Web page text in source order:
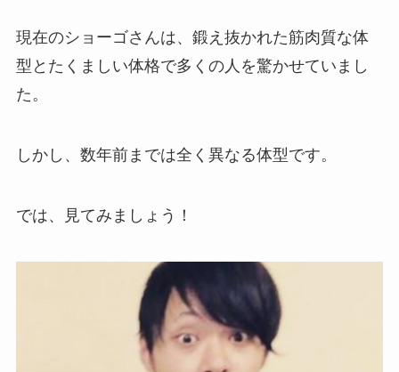
現在のショーゴさんは、鍛え抜かれた筋肉質な体
型とたくましい体格で多くの人を驚かせていまし
た。
しかし、数年前までは全く異なる体型です。
では、見てみましょう！